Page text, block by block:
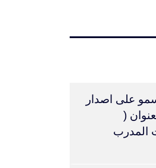
على اصدار
(
المدرب